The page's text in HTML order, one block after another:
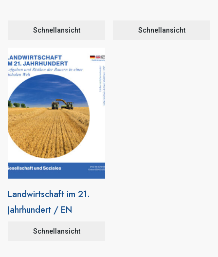
Schnellansicht Schnellansicht
Landwirtschaft im 21.
Jahrhundert / EN
Schnellansicht